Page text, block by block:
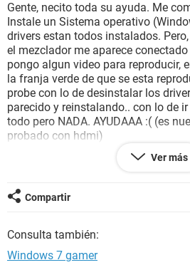
Gente, necito toda su ayuda. Me
Instale un Sistema operativo
drivers estan todos instalados. Pero,
el mezclador me aparece
pongo algun video para reproducir,
la franja verde de que se esta
probe con lo de desinstalar los
parecido y reinstalando.. con lo de
todo pero NADA. AYUDAAA :( (es
probado con hdmi)
Configuración:
Ver más
Compartir
Consulta también:
Windows 7 gamer